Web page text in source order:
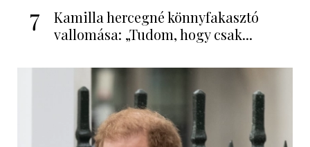
7
Kamilla hercegné könnyfakasztó
vallomása: „Tudom, hogy csak...